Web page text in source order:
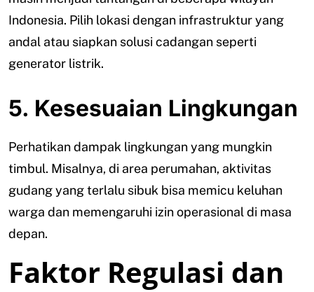
Indonesia. Pilih lokasi dengan infrastruktur yang
andal atau siapkan solusi cadangan seperti
generator listrik.
5. Kesesuaian Lingkungan
Perhatikan dampak lingkungan yang mungkin
timbul. Misalnya, di area perumahan, aktivitas
gudang yang terlalu sibuk bisa memicu keluhan
warga dan memengaruhi izin operasional di masa
depan.
Faktor Regulasi dan